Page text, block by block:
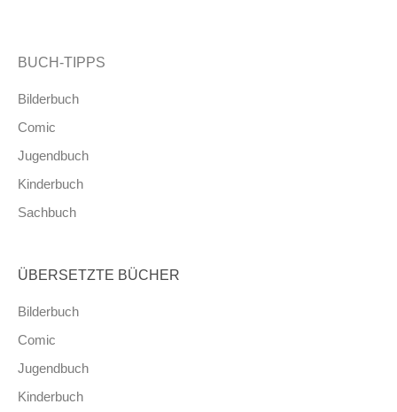
BUCH-TIPPS
Bilderbuch
Comic
Jugendbuch
Kinderbuch
Sachbuch
ÜBERSETZTE BÜCHER
Bilderbuch
Comic
Jugendbuch
Kinderbuch